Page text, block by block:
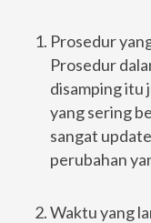
Prosedur
Prosedur
disamping itu
yang sering
sangat
perubahan
Waktu yang